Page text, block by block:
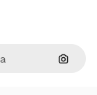
Cerca